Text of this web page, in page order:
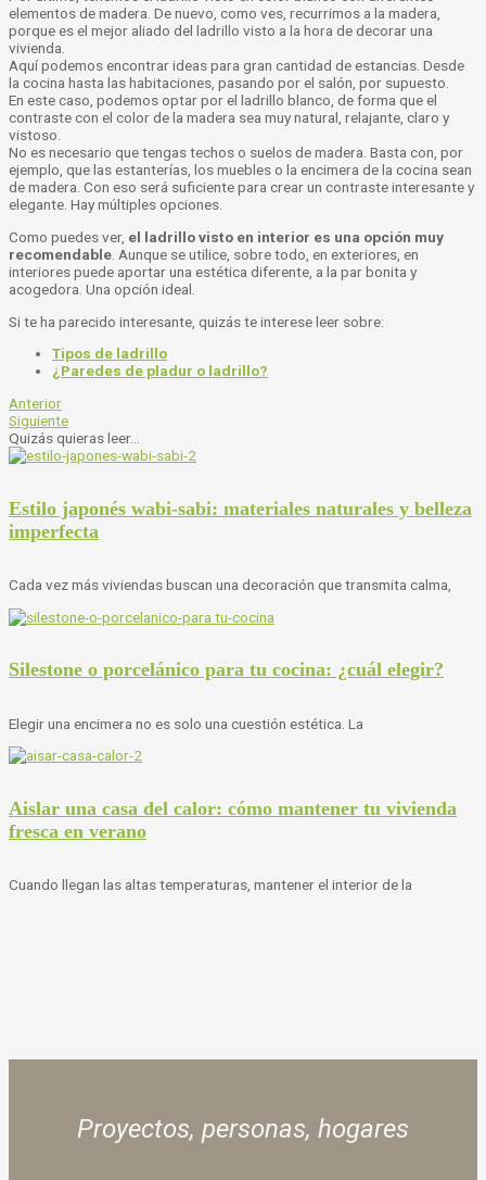
elementos de madera. De nuevo, como ves, recurrimos a la madera,
porque es el mejor aliado del ladrillo visto a la hora de decorar una
vivienda.
Aquí podemos encontrar ideas para gran cantidad de estancias. Desde
la cocina hasta las habitaciones, pasando por el salón, por supuesto.
En este caso, podemos optar por el ladrillo blanco, de forma que el
contraste con el color de la madera sea muy natural, relajante, claro y
vistoso.
No es necesario que tengas techos o suelos de madera. Basta con, por
ejemplo, que las estanterías, los muebles o la encimera de la cocina sean
de madera. Con eso será suficiente para crear un contraste interesante y
elegante. Hay múltiples opciones.
Como puedes ver, el ladrillo visto en interior es una opción muy
recomendable . Aunque se utilice, sobre todo, en exteriores, en
interiores puede aportar una estética diferente, a la par bonita y
acogedora. Una opción ideal.
Si te ha parecido interesante, quizás te interese leer sobre:
Tipos de ladrillo
¿Paredes de pladur o ladrillo?
Anterior
Siguiente
Quizás quieras leer...
Estilo japonés wabi-sabi: materiales naturales y belleza
imperfecta
Cada vez más viviendas buscan una decoración que transmita calma,
Silestone o porcelánico para tu cocina: ¿cuál elegir?
Elegir una encimera no es solo una cuestión estética. La
Aislar una casa del calor: cómo mantener tu vivienda
fresca en verano
Cuando llegan las altas temperaturas, mantener el interior de la
Proyectos, personas, hogares